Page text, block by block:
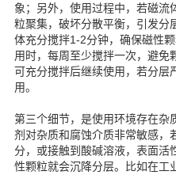
象；另外，使用过程中，若磁流
粒聚集，破坏分散平衡，引发分
体充分搅拌1-2分钟，确保磁性
用时，每周至少搅拌一次，避免
可充分搅拌后继续使用，若分层
用。
第三个细节，是使用环境存在杂
剂对杂质和腐蚀介质非常敏感，
分，或接触到酸碱溶液，表面活
性颗粒就会沉降分层。比如在工